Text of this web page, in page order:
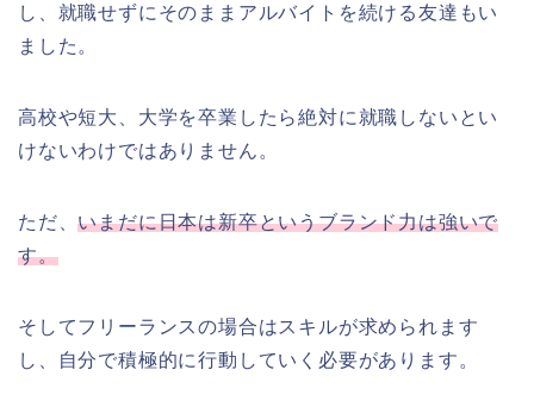
し、就職せずにそのままアルバイトを続ける友達もい
ました。
高校や短大、大学を卒業したら絶対に就職しないとい
けないわけではありません。
ただ、いまだに日本は新卒というブランド力は強いで
す。
そしてフリーランスの場合はスキルが求められます
し、自分で積極的に行動していく必要があります。